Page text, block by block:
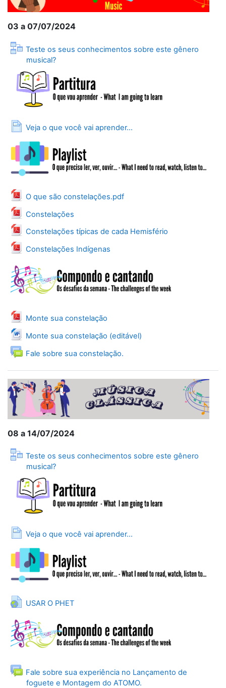
03 a 07/07/2024
Teste os seus conhecimentos sobre este gênero
musical?
Lição
Veja o que você vai aprender...
Página
O que são constelações.pdf
Arquivo
Constelações
Arquivo
Constelações típicas de cada Hemisfério
Arquivo
Constelações Indígenas
Arquivo
Monte sua constelação
Arquivo
Monte sua constelação (editável)
Arquivo
Fale sobre sua constelação.
Fórum
08 a 14/07/2024
Teste os seus conhecimentos sobre este gênero
musical?
Lição
Veja o que você vai aprender...
Página
USAR O PHET
URL
Fale sobre sua experiência no Lançamento de
foguete e Montagem do ATOMO.
Fórum